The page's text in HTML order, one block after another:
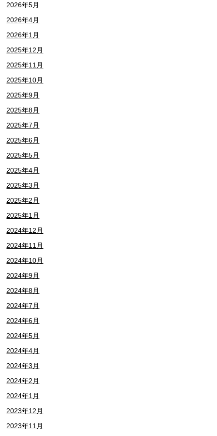
2026年5月
2026年4月
2026年1月
2025年12月
2025年11月
2025年10月
2025年9月
2025年8月
2025年7月
2025年6月
2025年5月
2025年4月
2025年3月
2025年2月
2025年1月
2024年12月
2024年11月
2024年10月
2024年9月
2024年8月
2024年7月
2024年6月
2024年5月
2024年4月
2024年3月
2024年2月
2024年1月
2023年12月
2023年11月